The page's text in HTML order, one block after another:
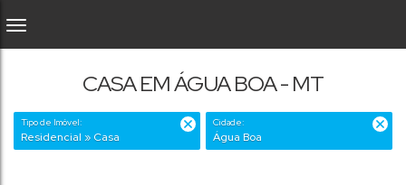
CASA EM ÁGUA BOA - MT
Tipo de Imóvel:
Residencial » Casa
Cidade:
Água Boa